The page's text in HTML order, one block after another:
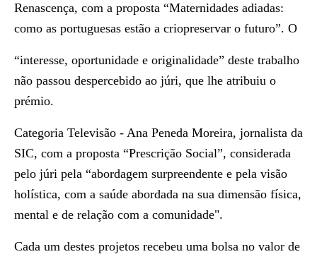
Renascença, com a proposta “Maternidades adiadas:
como as portuguesas estão a criopreservar o futuro”. O
“interesse, oportunidade e originalidade” deste trabalho
não passou despercebido ao júri, que lhe atribuiu o
prémio.
Categoria Televisão - Ana Peneda Moreira, jornalista da
SIC, com a proposta “Prescrição Social”, considerada
pelo júri pela “abordagem surpreendente e pela visão
holística, com a saúde abordada na sua dimensão física,
mental e de relação com a comunidade".
Cada um destes projetos recebeu uma bolsa no valor de